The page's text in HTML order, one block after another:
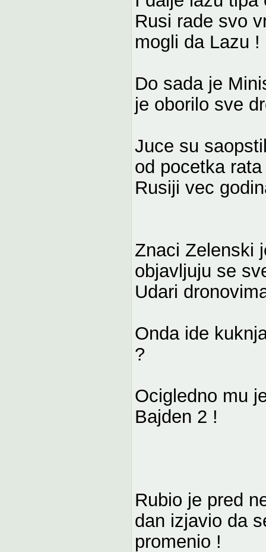
Rusi rade svo
mogli da Lazu !
Do sada je
je oborilo sve
Juce su
od pocetka
Rusiji vec
Znaci Zelenski
objavljuju se
Udari
Onda ide
?
Ocigledno mu
Bajden 2 !
Rubio je pred
dan izjavio da
promenio !